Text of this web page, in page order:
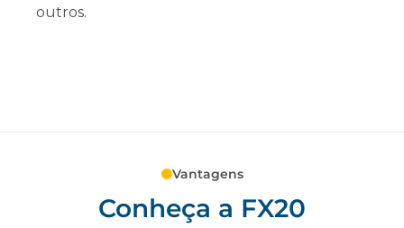
outros.
Vantagens
Conheça a FX20